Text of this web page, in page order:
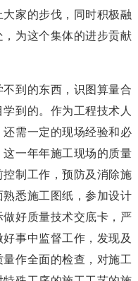
家的步伐，同时积极融
为这个集体的进步贡献
到的东西，识图算量合
到的。作为工程技术人
需一定的现场经验和必
一年年施工现场的质量
制工作，预防及消除施
悉施工图纸，参加设计
好质量技术交底卡，严
事中监督工作，发现及
作全面的检查，对施工